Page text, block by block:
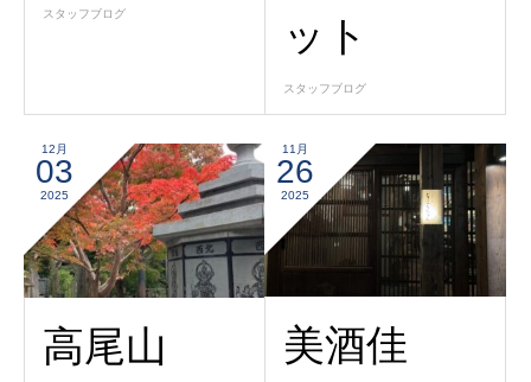
スタッフブログ
ット
スタッフブログ
12月
03
2025
高尾山
11月
26
2025
美酒佳